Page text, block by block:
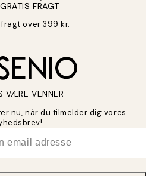
GRATIS FRAGT
fragt over 399 kr.
VÆRE VENNER
nu, når du tilmelder dig vores